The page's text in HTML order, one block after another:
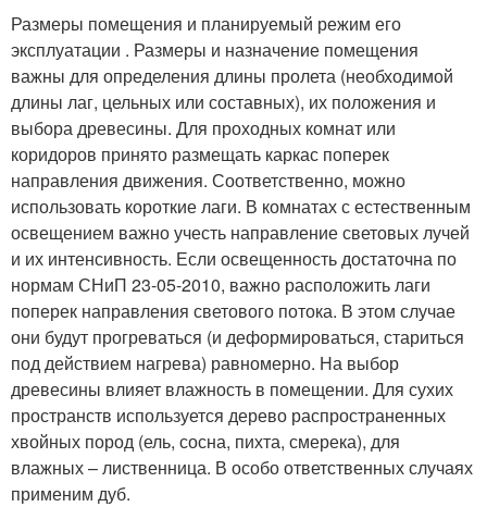
Размеры помещения и планируемый режим его
эксплуатации . Размеры и назначение помещения
важны для определения длины пролета (необходимой
длины лаг, цельных или составных), их положения и
выбора древесины. Для проходных комнат или
коридоров принято размещать каркас поперек
направления движения. Соответственно, можно
использовать короткие лаги. В комнатах с естественным
освещением важно учесть направление световых лучей
и их интенсивность. Если освещенность достаточна по
нормам СНиП 23-05-2010, важно расположить лаги
поперек направления светового потока. В этом случае
они будут прогреваться (и деформироваться, стариться
под действием нагрева) равномерно. На выбор
древесины влияет влажность в помещении. Для сухих
пространств используется дерево распространенных
хвойных пород (ель, сосна, пихта, смерека), для
влажных – лиственница. В особо ответственных случаях
применим дуб.